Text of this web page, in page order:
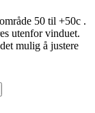
50 til +50c .
utenfor vinduet.
mulig å justere